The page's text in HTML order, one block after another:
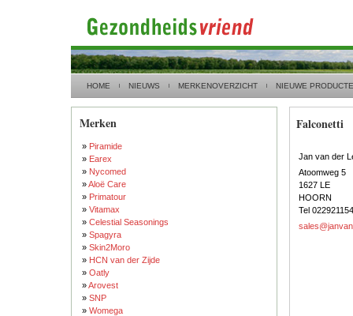
HOME NIEUWS MERKENOVERZICHT NIEUWE
Merken
» Piramide
» Earex
» Nycomed
»Aloë Care
» Primatour
» Vitamax
» Celestial Seasonings
» Spagyra
» Skin2Moro
» HCN van der Zijde
» Oatly
»Arovest
» SNP
» Womega
Falconetti
Jan van der
Atoomweg 5
1627 LE
HOORN
Tel